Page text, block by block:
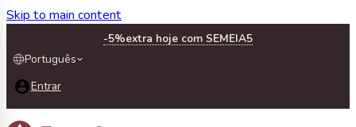
Skip to main content
-5%extra hoje com SEMEIA5
Português
Entrar